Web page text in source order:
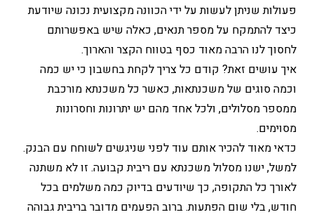
פעולות שניתן לעשות על ידי הכוונה מקצועית נכונה שיודעת
כיצד להתמקח על מספר תנאים, כאלה שיש באפשרותם
לחסוך לנו הרבה מאוד כסף בטווח הקצר והארוך.
איך עושים זאת? קודם כל צריך לקחת בחשבון כי יש כמה
וכמה סוגים של משכנתאות, כאשר כל משכנתא מורכבת
ממספר מסלולים, ולכל אחד מהם יש יתרונות וחסרונות
מסוימים.
כדאי מאוד להכיר אותם עוד לפני שניגשים לשוחח עם הבנק.
למשל, ישנו מסלול משכנתא עם ריבית קבועה. זו לא משתנה
לאורך כל התקופה, כך שיודעים בדיוק כמה משלמים בכל
חודש, בלי שום הפתעות. ברוב הפעמים מדובר בריבית גבוהה